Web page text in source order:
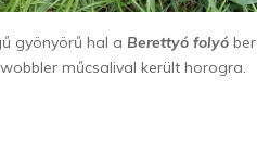
gyönyörű hal a Berettyó folyó
műcsalival került horogra.